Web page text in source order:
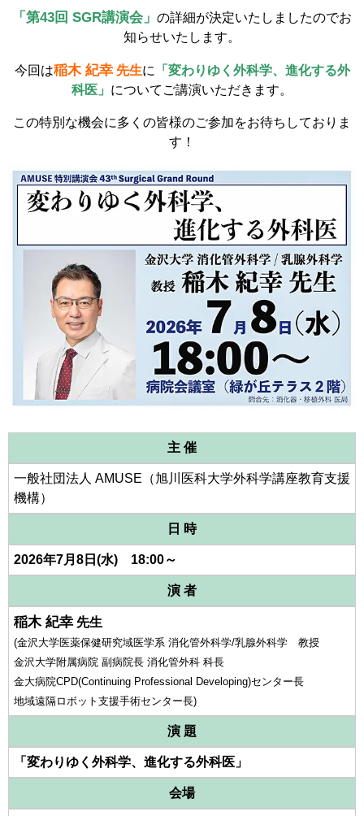
「第43回 SGR講演会」 の詳細が決定いたしましたのでお
知らせいたします。
今回は稲木 紀幸先生に 「変わりゆく外科学、進化する外
科医」 についてご講演いただきます。
この特別な機会に多くの皆様のご参加をお待ちしておりま
す！
主 催
一般社団法人 AMUSE（旭川医科大学外科学講座教育支援
機構）
日 時
2026年7月8日(水) 18:00～
演 者
稲木 紀幸 先生
(金沢大学医薬保健研究域医学系 消化管外科学/乳腺外科学 教授
金沢大学附属病院 副病院長 消化管外科 科長
金大病院CPD(Continuing Professional Developing)センター長
地域遠隔ロボット支援手術センター長)
演 題
「変わりゆく外科学、進化する外科医」
会場